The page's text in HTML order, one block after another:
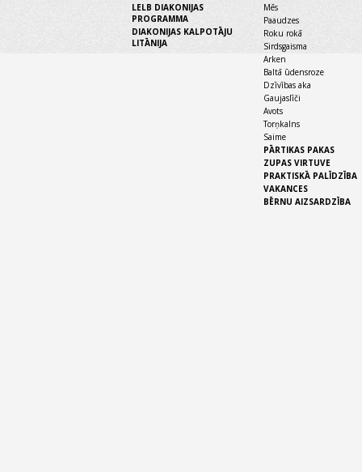
LELB DIAKONIJAS
PROGRAMMA
DIAKONIJAS KALPOTĀJU
LITĀNIJA
Mēs
Paaudzes
Roku rokā
Sirdsgaisma
Arken
Baltā ūdensroze
Dzīvības aka
Gaujaslīči
Avots
Torņkalns
Saime
PĀRTIKAS PAKAS
ZUPAS VIRTUVE
PRAKTISKĀ PALĪDZĪBA
VAKANCES
BĒRNU AIZSARDZĪBA